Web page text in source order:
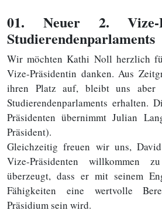
01. Neuer 2. Vize-
Studierendenparlaments
Wir möchten Kathi Noll herzlich
Vize-Präsidentin danken. Aus
ihren Platz auf, bleibt uns aber
Studierendenparlaments erhalten.
Präsidenten übernimmt Julian
Präsident).
Gleichzeitig freuen wir uns,
Vize-Präsidenten willkommen
überzeugt, dass er mit seinem
Fähigkeiten eine wertvolle
Präsidium sein wird.